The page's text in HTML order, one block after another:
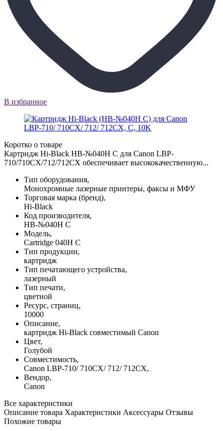
В избранное
Коротко о товаре
Картридж Hi-Black HB-№040H C для Canon LBP-
710/710CX/712/712CX обеспечивает высококачественную...
Тип оборудования,
Монохромные лазерные принтеры, факсы и МФУ
Торговая марка (бренд),
Hi-Black
Код производителя,
HB-№040H C
Модель,
Cartridge 040H C
Тип продукции,
картридж
Тип печатающего устройства,
лазерный
Тип печати,
цветной
Ресурс, страниц,
10000
Описание,
картридж Hi-Black совместимый Canon
Цвет,
Голубой
Совместимость,
Canon LBP-710/ 710CX/ 712/ 712CX,
Вендор,
Canon
Все характеристики
Описание товара Характеристики Аксессуары Отзывы
Похожие товары